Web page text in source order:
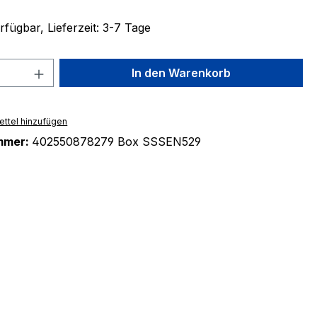
Lieferzeit: 3-7 Tage
Anzahl: Gib den gewünschten Wert
In den Warenkorb
hinzufügen
402550878279 Box SSSEN529